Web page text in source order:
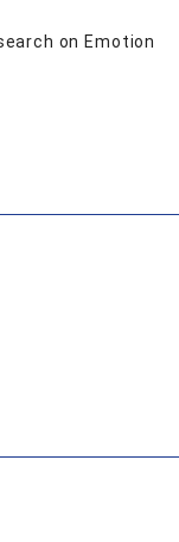
on Emotion